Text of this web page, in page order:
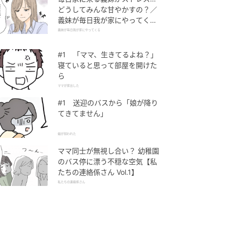
どうしてみんな甘やかすの？／
義妹が毎日我が家にやってくる
（1）【義父母がシンドイんで
義妹が毎日我が家にやってくる
#1 「ママ、生きてるよね？」
寝ていると思って部屋を開けた
ら
ママが家出した
#1 送迎のバスから「娘が降り
てきてません」
娘が拐われた
ママ同士が無視し合い？ 幼稚園
のバス停に漂う不穏な空気【私
たちの連絡係さん Vol.1】
私たちの連絡係さん